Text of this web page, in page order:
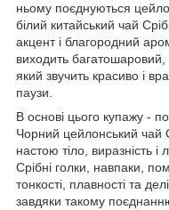
ньому поєднуються
білий китайський чай
акцент і благородний
виходить багатошаровий,
який звучить красиво і
паузи.
В основі цього купажу -
Чорний цейлонський чай
настою тіло, виразність і
Срібні голки, навпаки,
тонкості, плавності та
завдяки такому